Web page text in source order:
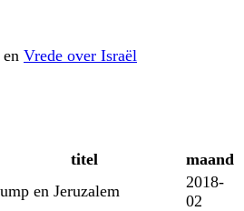
en Vrede over Israël
titel
maand
en Jeruzalem
2018-
02